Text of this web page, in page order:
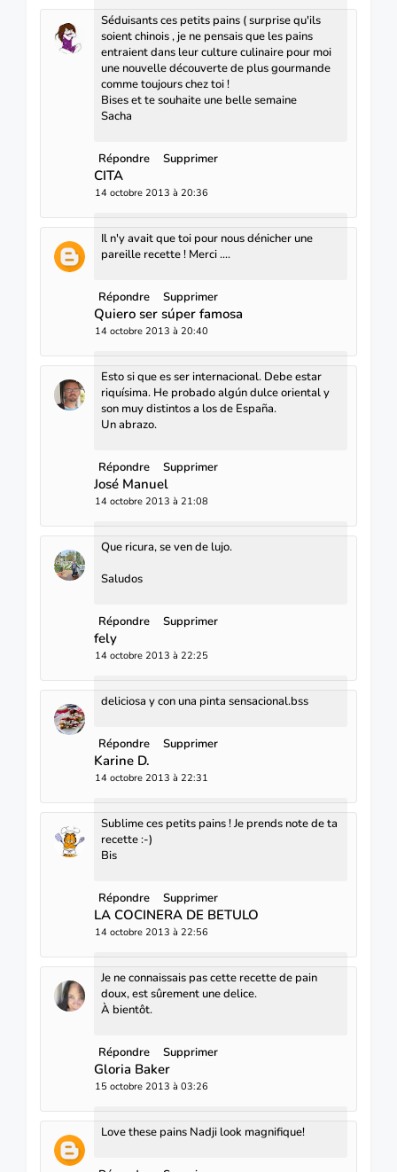
Séduisants ces petits pains ( surprise qu'ils
soient chinois , je ne pensais que les pains
entraient dans leur culture culinaire pour moi
une nouvelle découverte de plus gourmande
comme toujours chez toi !
Bises et te souhaite une belle semaine
Sacha
Répondre Supprimer
CITA
14 octobre 2013 à 20:36
Il n'y avait que toi pour nous dénicher une
pareille recette ! Merci ....
Répondre Supprimer
Quiero ser súper famosa
14 octobre 2013 à 20:40
Esto si que es ser internacional. Debe estar
riquísima. He probado algún dulce oriental y
son muy distintos a los de España.
Un abrazo.
Répondre Supprimer
José Manuel
14 octobre 2013 à 21:08
Que ricura, se ven de lujo.
Saludos
Répondre Supprimer
fely
14 octobre 2013 à 22:25
deliciosa y con una pinta sensacional.bss
Répondre Supprimer
Karine D.
14 octobre 2013 à 22:31
Sublime ces petits pains ! Je prends note de ta
recette :-)
Bis
Répondre Supprimer
LA COCINERA DE BETULO
14 octobre 2013 à 22:56
Je ne connaissais pas cette recette de pain
doux, est sûrement une delice.
À bientôt.
Répondre Supprimer
Gloria Baker
15 octobre 2013 à 03:26
Love these pains Nadji look magnifique!